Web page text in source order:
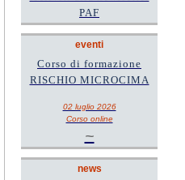
PAF
eventi
Corso di formazione
RISCHIO MICROCIMA
02 luglio 2026
Corso online
~
news